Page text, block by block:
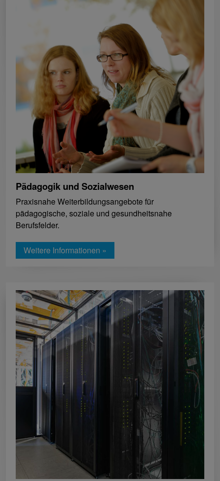
Pädagogik und Sozialwesen
Praxisnahe Weiterbildungsangebote für
pädagogische, soziale und gesundheitsnahe
Berufsfelder.
Weitere Informationen »